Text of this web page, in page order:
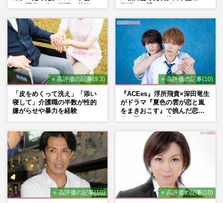
⭐ 高評価の記事(9.3)
「皮をめくって洗え」「添い
寝して」介護職の半数が性的
嫌がらせや暴力を経験
⭐ 高評価の記事(10)
『ACEes』浮所飛貴×深田竜生
がドラマ『夏色の雲が恋と嵐
をまきおこす』で挑んだ恋人
⭐ 高評価の記事(10) ⭐ 高評価の記事(10)